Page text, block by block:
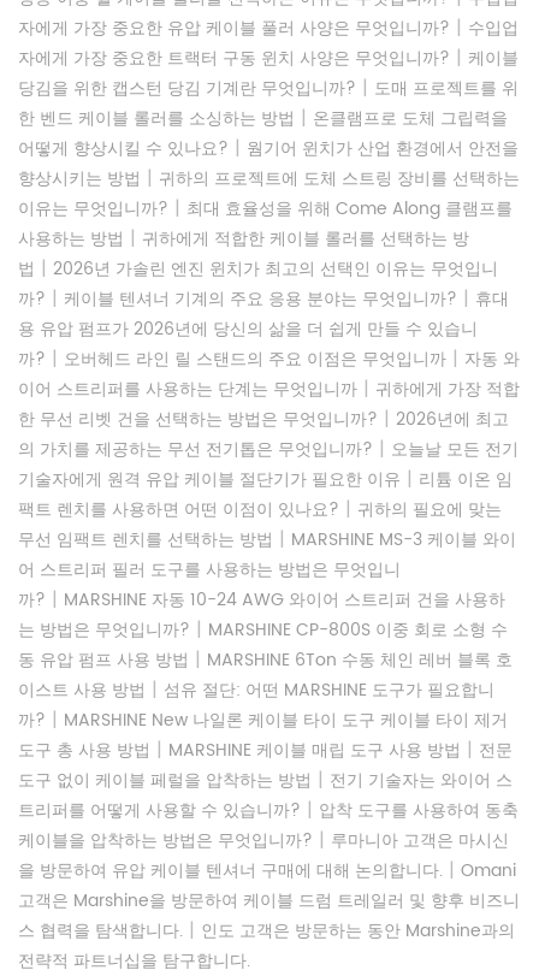
자에게 가장 중요한 유압 케이블 풀러 사양은 무엇입니까? | 수입업
자에게 가장 중요한 트랙터 구동 윈치 사양은 무엇입니까? | 케이블
당김을 위한 캡스턴 당김 기계란 무엇입니까? | 도매 프로젝트를 위
한 벤드 케이블 롤러를 소싱하는 방법 | 온클램프로 도체 그립력을
어떻게 향상시킬 수 있나요? | 웜기어 윈치가 산업 환경에서 안전을
향상시키는 방법 | 귀하의 프로젝트에 도체 스트링 장비를 선택하는
이유는 무엇입니까? | 최대 효율성을 위해 Come Along 클램프를
사용하는 방법 | 귀하에게 적합한 케이블 롤러를 선택하는 방
법 | 2026년 가솔린 엔진 윈치가 최고의 선택인 이유는 무엇입니
까? | 케이블 텐셔너 기계의 주요 응용 분야는 무엇입니까? | 휴대
용 유압 펌프가 2026년에 당신의 삶을 더 쉽게 만들 수 있습니
까? | 오버헤드 라인 릴 스탠드의 주요 이점은 무엇입니까 | 자동 와
이어 스트리퍼를 사용하는 단계는 무엇입니까 | 귀하에게 가장 적합
한 무선 리벳 건을 선택하는 방법은 무엇입니까? | 2026년에 최고
의 가치를 제공하는 무선 전기톱은 무엇입니까? | 오늘날 모든 전기
기술자에게 원격 유압 케이블 절단기가 필요한 이유 | 리튬 이온 임
팩트 렌치를 사용하면 어떤 이점이 있나요? | 귀하의 필요에 맞는
무선 임팩트 렌치를 선택하는 방법 | MARSHINE MS-3 케이블 와이
어 스트리퍼 필러 도구를 사용하는 방법은 무엇입니
까? | MARSHINE 자동 ​​10-24 AWG 와이어 스트리퍼 건을 사용하
는 방법은 무엇입니까? | MARSHINE CP-800S 이중 회로 소형 수
동 유압 펌프 사용 방법 | MARSHINE 6Ton 수동 체인 레버 블록 호
이스트 사용 방법 | 섬유 절단: 어떤 MARSHINE 도구가 필요합니
까? | MARSHINE New 나일론 케이블 타이 도구 케이블 타이 제거
도구 총 사용 방법 | MARSHINE 케이블 매립 도구 사용 방법 | 전문
도구 없이 케이블 페럴을 압착하는 방법 | 전기 기술자는 와이어 스
트리퍼를 어떻게 사용할 수 있습니까? | 압착 도구를 사용하여 동축
케이블을 압착하는 방법은 무엇입니까? | 루마니아 고객은 마시신
을 방문하여 유압 케이블 텐셔너 구매에 대해 논의합니다. | Omani
고객은 Marshine을 방문하여 케이블 드럼 트레일러 및 향후 비즈니
스 협력을 탐색합니다. | 인도 고객은 방문하는 동안 Marshine과의
전략적 파트너십을 탐구합니다.